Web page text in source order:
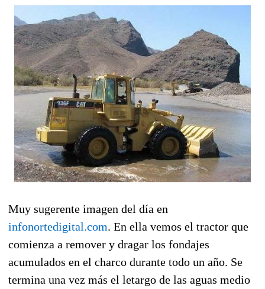
Muy sugerente imagen del día en
infonortedigital.com. En ella vemos el tractor que
comienza a remover y dragar los fondajes
acumulados en el charco durante todo un año. Se
termina una vez más el letargo de las aguas medio